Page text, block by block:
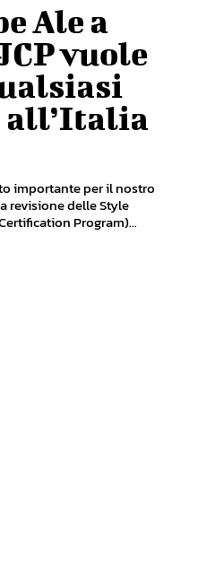
Ale a
vuole
importante per il nostro
revisione delle Style
Program)...